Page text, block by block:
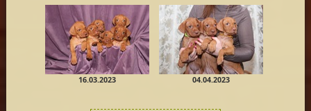
16.03.2023 04.04.2023